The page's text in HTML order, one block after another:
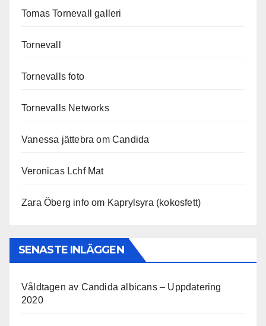
Tomas Tornevall galleri
Tornevall
Tornevalls foto
Tornevalls Networks
Vanessa jättebra om Candida
Veronicas Lchf Mat
Zara Öberg info om Kaprylsyra (kokosfett)
SENASTE INLÄGGEN
Våldtagen av Candida albicans – Uppdatering
2020